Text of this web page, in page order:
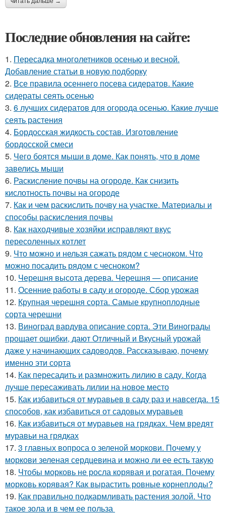
Последние обновления на сайте:
1. Пересадка многолетников осенью и весной.
Добавление статьи в новую подборку
2. Все правила осеннего посева сидератов. Какие
сидераты сеять осенью
3. 6 лучших сидератов для огорода осенью. Какие лучше
сеять растения
4. Бордосская жидкость состав. Изготовление
бордосской смеси
5. Чего боятся мыши в доме. Как понять, что в доме
завелись мыши
6. Раскисление почвы на огороде. Как снизить
кислотность почвы на огороде
7. Как и чем раскислить почву на участке. Материалы и
способы раскисления почвы
8. Как находчивые хозяйки исправляют вкус
пересоленных котлет
9. Что можно и нельзя сажать рядом с чесноком. Что
можно посадить рядом с чесноком?
10. Черешня высота дерева. Черешня — описание
11. Осенние работы в саду и огороде. Сбор урожая
12. Крупная черешня сорта. Самые крупноплодные
сорта черешни
13. Виноград вардува описание сорта. Эти Винограды
прощает ошибки, дают Отличный и Вкусный урожай
даже у начинающих садоводов. Рассказываю, почему
именно эти сорта
14. Как пересадить и размножить лилию в саду. Когда
лучше пересаживать лилии на новое место
15. Как избавиться от муравьев в саду раз и навсегда. 15
способов, как избавиться от садовых муравьев
16. Как избавиться от муравьев на грядках. Чем вредят
муравьи на грядках
17. 3 главных вопроса о зеленой моркови. Почему у
моркови зеленая сердцевина и можно ли ее есть такую
18. Чтобы морковь не росла корявая и рогатая. Почему
морковь корявая? Как вырастить ровные корнеплоды?
19. Как правильно подкармливать растения золой. Что
такое зола и в чем ее польза